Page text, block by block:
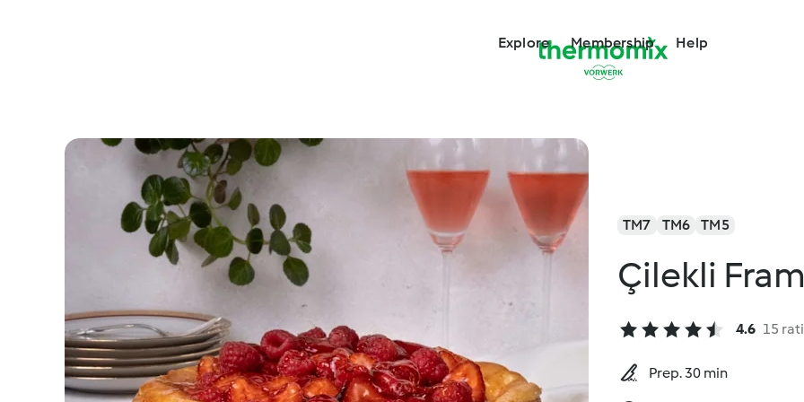
Explore Membership Help
TM7 TM6 TM5
Çilekli
4.6 15
Prep. 30 min